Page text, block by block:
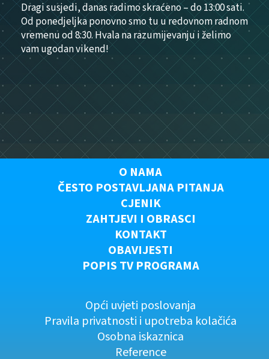
Dragi susjedi, danas radimo skraćeno – do 13:00 sati.
Od ponedjeljka ponovno smo tu u redovnom radnom
vremenu od 8:30. Hvala na razumijevanju i želimo
vam ugodan vikend!
O NAMA
ČESTO POSTAVLJANA PITANJA
CJENIK
ZAHTJEVI I OBRASCI
KONTAKT
OBAVIJESTI
POPIS TV PROGRAMA
Opći uvjeti poslovanja
Pravila privatnosti i upotreba kolačića
Osobna iskaznica
Reference